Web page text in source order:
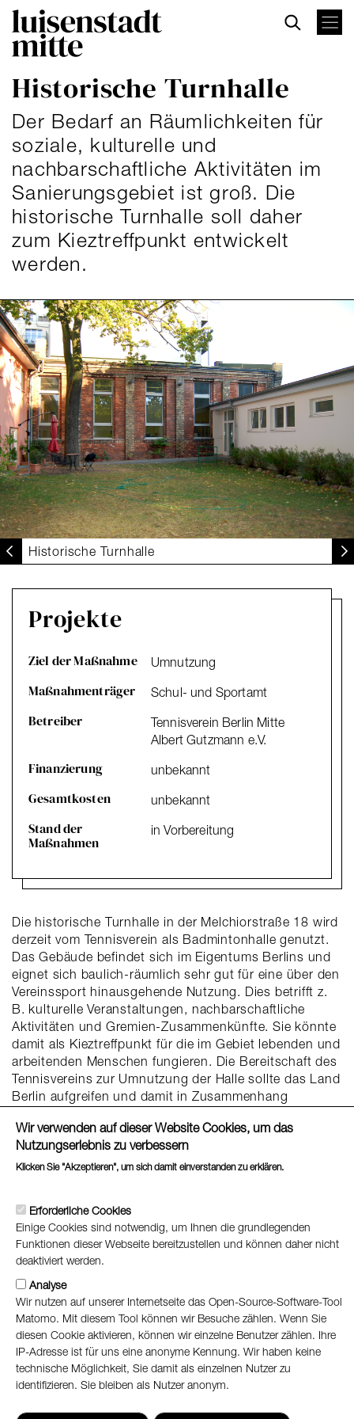
Direkt
zum
Inhalt
Historische Turnhalle
Der Bedarf an Räumlichkeiten für
soziale, kulturelle und
nachbarschaftliche Aktivitäten im
Sanierungsgebiet ist groß. Die
historische Turnhalle soll daher
zum Kieztreffpunkt entwickelt
werden.
Historische Turnhalle
Projekte
Ziel der Maßnahme Umnutzung
Maßnahmenträger Schul- und Sportamt
Betreiber
Tennisverein Berlin Mitte
Albert Gutzmann e.V.
Finanzierung unbekannt
Gesamtkosten unbekannt
Stand der
Maßnahmen
in Vorbereitung
Die historische Turnhalle in der Melchiorstraße 18 wird
derzeit vom Tennisverein als Badmintonhalle genutzt.
Das Gebäude befindet sich im Eigentums Berlins und
eignet sich baulich-räumlich sehr gut für eine über den
Vereinssport hinausgehende Nutzung. Dies betrifft z.
B. kulturelle Veranstaltungen, nachbarschaftliche
Aktivitäten und Gremien-Zusammenkünfte. Sie könnte
damit als Kieztreffpunkt für die im Gebiet lebenden und
arbeitenden Menschen fungieren. Die Bereitschaft des
Tennisvereins zur Umnutzung der Halle sollte das Land
Berlin aufgreifen und damit in Zusammenhang
Alle Projekte
Datenschutz
Impressum
Barrierefreiheitserklärung
Wir verwenden auf dieser Website Cookies, um das
Nutzungserlebnis zu verbessern
Klicken Sie "Akzeptieren", um sich damit einverstanden zu erklären.
Erforderliche Cookies
Einige Cookies sind notwendig, um Ihnen die grundlegenden
Funktionen dieser Webseite bereitzustellen und können daher nicht
deaktiviert werden.
Analyse
Wir nutzen auf unserer Internetseite das Open-Source-Software-Tool
Matomo. Mit diesem Tool können wir Besuche zählen. Wenn Sie
diesen Cookie aktivieren, können wir einzelne Benutzer zählen. Ihre
IP-Adresse ist für uns eine anonyme Kennung. Wir haben keine
technische Möglichkeit, Sie damit als einzelnen Nutzer zu
identifizieren. Sie bleiben als Nutzer anonym.